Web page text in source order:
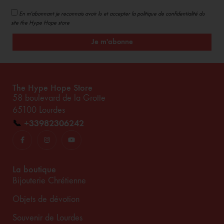
En m'abonnant je reconnais avoir lu et accepter la politique de confidentialité du
site the Hype Hope store
Je m'abonne
The Hype Hope Store
58 boulevard de la Grotte
65100 Lourdes
📞 +33982306242
La boutique
Bijouterie Chrétienne
Objets de dévotion
Souvenir de Lourdes